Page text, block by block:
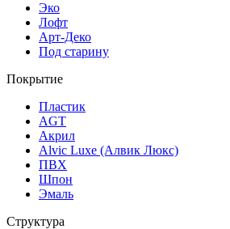
Эко
Лофт
Арт-Деко
Под старину
Покрытие
Пластик
AGT
Акрил
Alvic Luxe (Алвик Люкс)
ПВХ
Шпон
Эмаль
Структура